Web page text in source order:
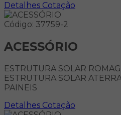
Detalhes Cotação
Código: 37759-2
ACESSÓRIO
ESTRUTURA SOLAR
ESTRUTURA SOLAR
PAINEIS
Detalhes Cotação